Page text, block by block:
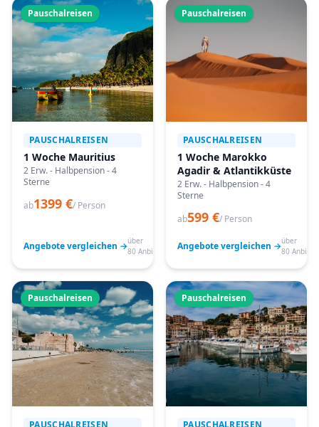
Pauschalreisen
PAUSCHALREISEN
1 Woche Mauritius
2 Erw. - Halbpension - 4
Sterne
ab1399 €/ Person
Angebote vergleichen →über
80 Anbieter
Pauschalreisen
PAUSCHALREISEN
1 Woche Marokko
Agadir & Atlantikküste
2 Erw. - Halbpension - 4
Sterne
ab599 €/ Person
Angebote vergleichen →über
80
Pauschalreisen
PAUSCHALREISEN
Pauschalreisen
PAUSCHALREISEN